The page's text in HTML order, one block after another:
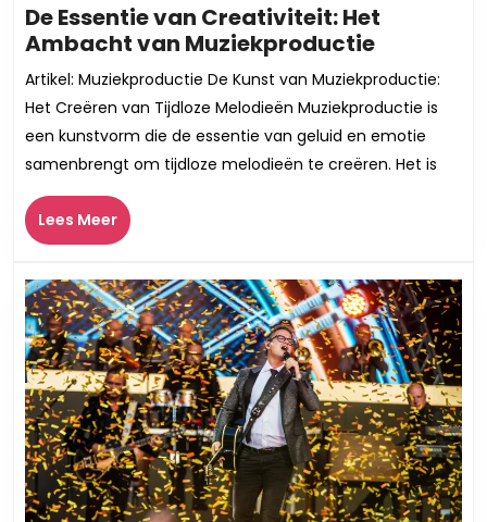
De Essentie van Creativiteit: Het
Ambacht van MuziekproductieDe
Essentie
van
Het
Ambacht
Artikel: Muziekproductie De Kunst van Muziekproductie:
Het Creëren van Tijdloze Melodieën Muziekproductie is
een kunstvorm die de essentie van geluid en emotie
samenbrengt om tijdloze melodieën te creëren. Het is
Lees MeerLees
Meer